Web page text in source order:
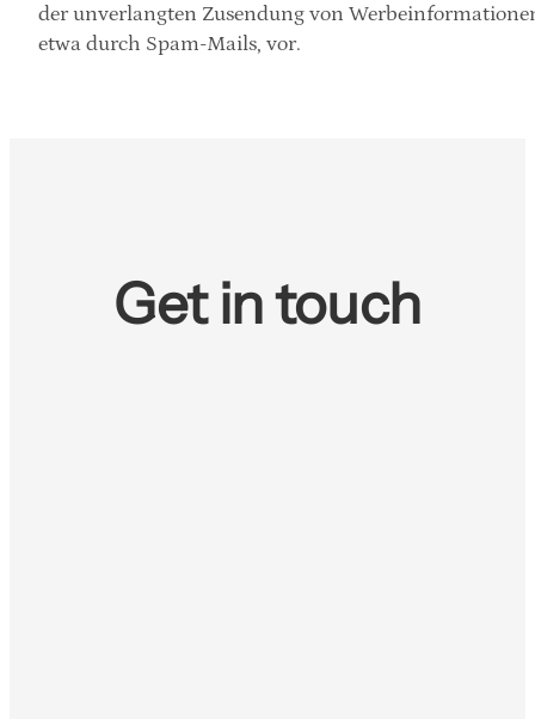
der unverlangten Zusendung von
etwa durch Spam-Mails, vor.
Get in touch